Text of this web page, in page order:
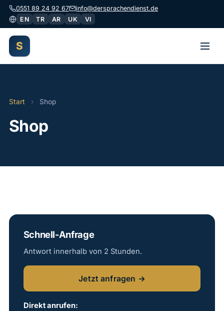
0551 89 24 92 67
info@dersprachendienst.de
EN
TR AR UK VI
S
Dolmetschen
Übersetzungen
Kontakt
Start › Shop
Shop
Schnell-Anfrage
Antwort innerhalb von 2 Stunden.
Jetzt anfragen →
Direkt anrufen: